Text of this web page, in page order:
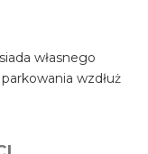
własnego
wzdłuż